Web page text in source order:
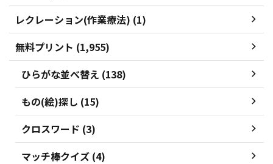
レクレーション(作業療法) (1)
無料プリント (1,955)
ひらがな並べ替え (138)
もの(絵)探し (15)
クロスワード (3)
マッチ棒クイズ (4)